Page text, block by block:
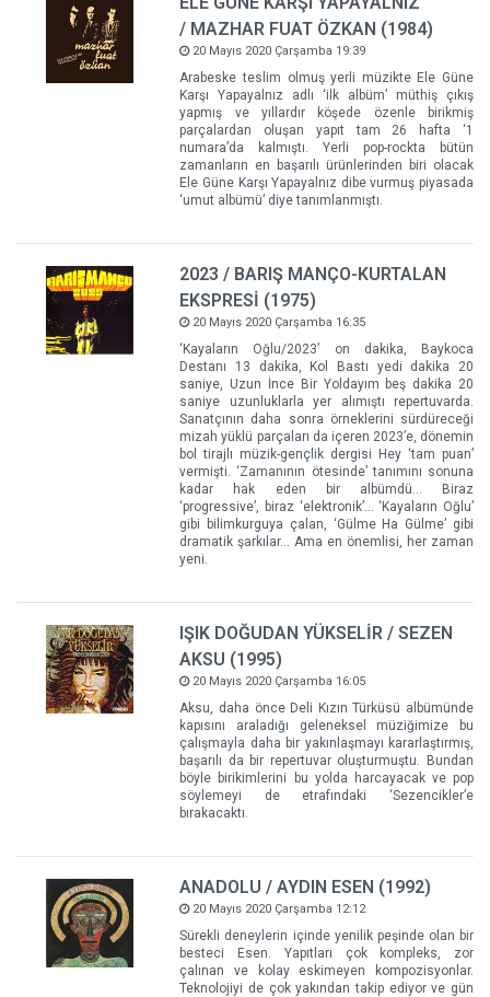
/ MAZHAR FUAT ÖZKAN (1984)
20 Mayıs 2020 Çarşamba 19:39
Arabeske teslim olmuş yerli müzikte Ele Güne
Karşı Yapayalnız adlı ‘ilk albüm’ müthiş çıkış
yapmış ve yıllardır köşede özenle birikmiş
parçalardan oluşan yapıt tam 26 hafta ‘1
numara’da kalmıştı. Yerli pop-rockta bütün
zamanların en başarılı ürünlerinden biri olacak
Ele Güne Karşı Yapayalnız dibe vurmuş piyasada
‘umut albümü’ diye tanımlanmıştı.
2023 / BARIŞ MANÇO-KURTALAN
EKSPRESİ (1975)
20 Mayıs 2020 Çarşamba 16:35
‘Kayaların Oğlu/2023’ on dakika, Baykoca
Destanı 13 dakika, Kol Bastı yedi dakika 20
saniye, Uzun İnce Bir Yoldayım beş dakika 20
saniye uzunluklarla yer alımıştı repertuvarda.
Sanatçının daha sonra örneklerini sürdüreceği
mizah yüklü parçaları da içeren 2023’e, dönemin
bol tirajlı müzik-gençlik dergisi Hey ‘tam puan’
vermişti. ‘Zamanının ötesinde’ tanımını sonuna
kadar hak eden bir albümdü... Biraz
‘progressive’, biraz ‘elektronik’... ‘Kayaların Oğlu’
gibi bilimkurguya çalan, ‘Gülme Ha Gülme’ gibi
dramatik şarkılar... Ama en önemlisi, her zaman
yeni.
IŞIK DOĞUDAN YÜKSELİR / SEZEN
AKSU (1995)
20 Mayıs 2020 Çarşamba 16:05
Aksu, daha önce Deli Kızın Türküsü albümünde
kapısını araladığı geleneksel müziğimize bu
çalışmayla daha bir yakınlaşmayı kararlaştırmış,
başarılı da bir repertuvar oluşturmuştu. Bundan
böyle birikimlerini bu yolda harcayacak ve pop
söylemeyi de etrafındaki ‘Sezencikler’e
bırakacaktı.
ANADOLU / AYDIN ESEN (1992)
20 Mayıs 2020 Çarşamba 12:12
Sürekli deneylerin içinde yenilik peşinde olan bir
besteci Esen. Yapıtları çok kompleks, zor
çalınan ve kolay eskimeyen kompozisyonlar.
Teknolojiyi de çok yakından takip ediyor ve gün